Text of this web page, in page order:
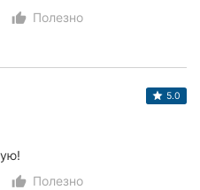
thumb_up_alt
Полезно
5.0
thumb_up_alt
Полезно